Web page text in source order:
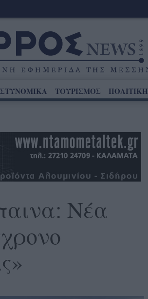
ΤΟΥΡΙΣΜΟΣ ΠΟΛΙΤΙΚΗ
Νέα